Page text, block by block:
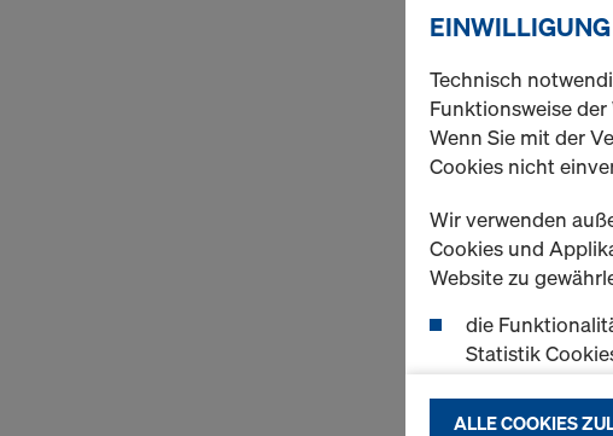
Technisch
Funktionsweise
Wenn Sie mit der
Cookies nicht
Wir verwenden
Cookies und
Website zu
die
Statistik
ermöglichen
ALLE COOKIES